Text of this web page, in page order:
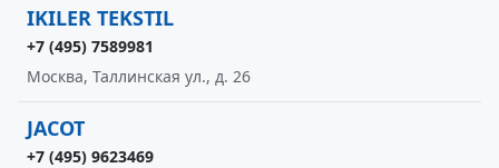
IKILER TEKSTIL
+7 (495) 7589981
Москва, Таллинская ул., д. 26
JACOT
+7 (495) 9623469